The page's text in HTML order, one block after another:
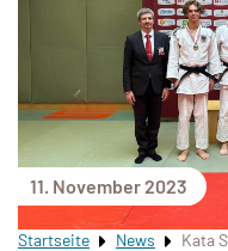
11. November 2023
Startseite News Kata